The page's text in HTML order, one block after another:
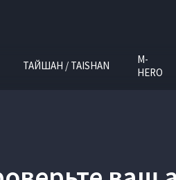
ТАЙШАН / TAISHAN
M-
HERO